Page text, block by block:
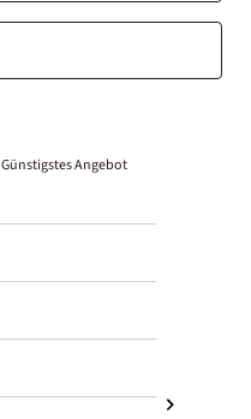
Günstigstes Angebot